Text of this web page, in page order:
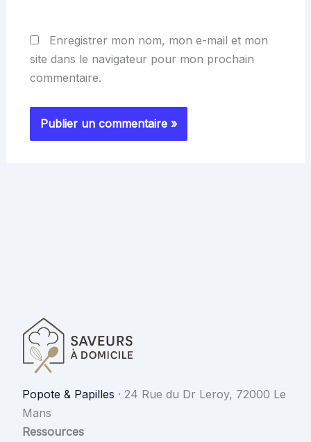
Enregistrer mon nom, mon e-mail et mon
site dans le navigateur pour mon prochain
commentaire.
Popote & Papilles · 24 Rue du Dr Leroy, 72000 Le
Mans
Ressources